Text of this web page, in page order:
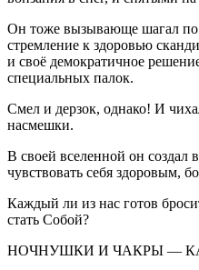
Он тоже вызывающе шагал по
стремление к здоровью
и своё демократичное
специальных палок.
Смел и дерзок, однако! И
насмешки.
В своей вселенной он создал
чувствовать себя здоровым,
Каждый ли из нас готов
стать Собой?
НОЧНУШКИ И ЧАКРЫ —